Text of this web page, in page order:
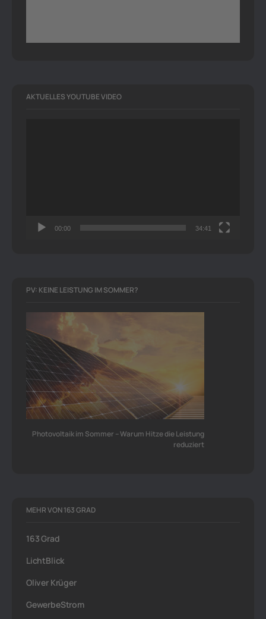
AKTUELLES YOUTUBE VIDEO
00:00 34:41
PV: KEINE LEISTUNG IM SOMMER?
Photovoltaik im Sommer – Warum Hitze die Leistung
reduziert
MEHR VON 163 GRAD
163 Grad
LichtBlick
Oliver Krüger
GewerbeStrom